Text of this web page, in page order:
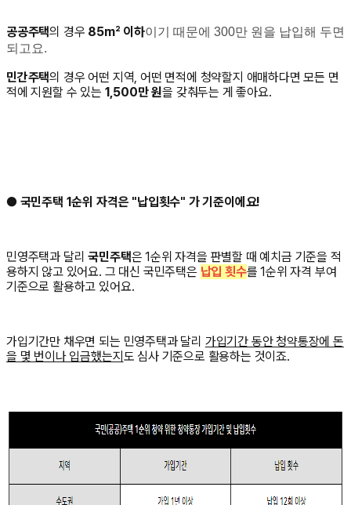
공공주택의 경우 85m² 이하이기 때문에 300만 원을 납입해 두면
되고요.
민간주택의 경우 어떤 지역, 어떤 면적에 청약할지 애매하다면 모든 면
적에 지원할 수 있는 1,500만 원을 갖춰두는 게 좋아요.
● 국민주택 1순위 자격은 "납입횟수" 가 기준이에요!
민영주택과 달리국민주택은 1순위 자격을 판별할 때 예치금 기준을 적
용하지 않고 있어요. 그 대신 국민주택은 납입 횟수를 1순위 자격 부여
기준으로 활용하고 있어요.
가입기간만 채우면 되는 민영주택과 달리 가입기간 동안 청약통장에 돈
을 몇 번이나 입금했는지도 심사 기준으로 활용하는 것이죠.